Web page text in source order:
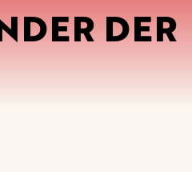
DER